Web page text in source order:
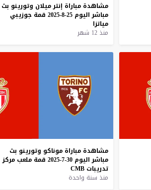
مشاهدة مباراة إنترميلان وتورينو بث
مباشر اليوم 25-8-2025 قمة جوزيبي
مياتزا
منذ 12 شهر
مشاهدة مباراة موناكو وتورينو بث
مباشر اليوم 30-7-2025 قمة ملعب مركز
تدريبات CMB
منذ سنة واحدة